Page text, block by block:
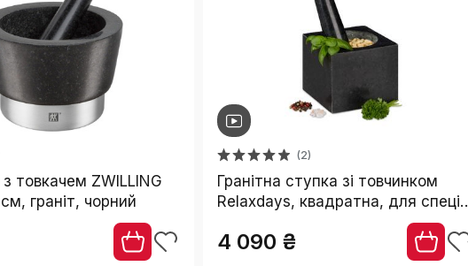
товкачем ZWILLING
граніт, чорний
(2)
Гранітна ступка зі товчинком
Relaxdays, квадратна, для спецій
4 090 ₴